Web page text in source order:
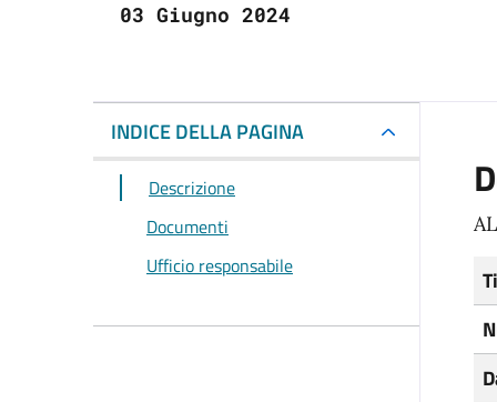
03 Giugno 2024
INDICE DELLA PAGINA
Descrizione
Documenti
Ufficio responsabile